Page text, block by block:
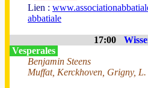
Lien :
abbatiale
17:00
Vesperales
Benjamin Steens
Muffat, Kerckhoven, Grigny,